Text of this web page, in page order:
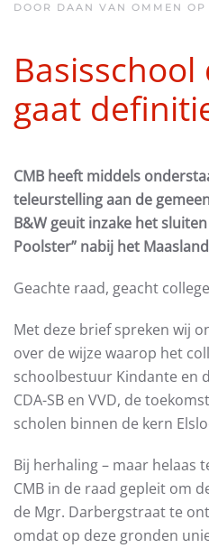
DOOR DAAN VAN OMMEN OP
gaat
CMB heeft middels
teleurstelling aan de
B&W geuit inzake het
Poolster” nabij het
Geachte raad, geacht
Met deze brief spreken wij
over de wijze waarop het
schoolbestuur Kindante en
CDA-SB en VVD, de
scholen binnen de kern
Bij herhaling – maar helaas
CMB in de raad gepleit om
de Mgr. Darbergstraat te
omdat op deze gronden